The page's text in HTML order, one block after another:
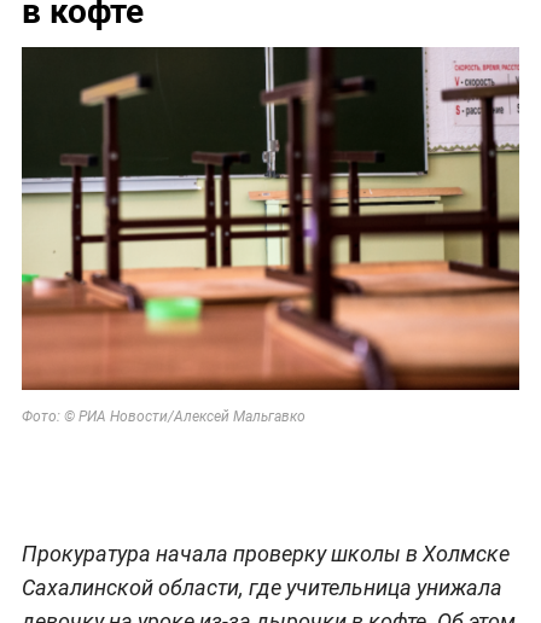
в кофте
Фото: © РИА Новости/Алексей Мальгавко
Прокуратура начала проверку школы в Холмске
Сахалинской области, где учительница унижала